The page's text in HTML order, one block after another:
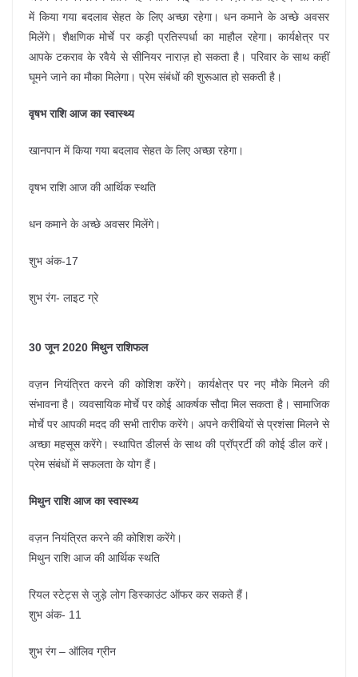
में किया गया बदलाव सेहत के लिए अच्छा रहेगा। धन कमाने के अच्छे अवसर
मिलेंगे। शैक्षणिक मोर्चे पर कड़ी प्रतिस्पर्धा का माहौल रहेगा। कार्यक्षेत्र पर
आपके टकराव के रवैये से सीनियर नाराज़ हो सकता है। परिवार के साथ कहीं
घूमने जाने का मौका मिलेगा। प्रेम संबंधों की शुरूआत हो सकती है।
वृषभ राशि आज का स्वास्थ्य
खानपान में किया गया बदलाव सेहत के लिए अच्छा रहेगा।
वृषभ राशि आज की आर्थिक स्थति
धन कमाने के अच्छे अवसर मिलेंगे।
शुभ अंक-17
शुभ रंग- लाइट ग्रे
30 जून 2020 मिथुन राशिफल
वज़न नियंत्रित करने की कोशिश करेंगे। कार्यक्षेत्र पर नए मौके मिलने की
संभावना है। व्यवसायिक मोर्चे पर कोई आकर्षक सौदा मिल सकता है। सामाजिक
मोर्चे पर आपकी मदद की सभी तारीफ करेंगे। अपने करीबियों से प्रशंसा मिलने से
अच्छा महसूस करेंगे। स्थापित डीलर्स के साथ की प्रॉप्रर्टी की कोई डील करें।
प्रेम संबंधों में सफलता के योग हैं।
मिथुन राशि आज का स्वास्थ्य
वज़न नियंत्रित करने की कोशिश करेंगे।
मिथुन राशि आज की आर्थिक स्थति
रियल स्टेट्स से जुड़े लोग डिस्काउंट ऑफर कर सकते हैं।
शुभ अंक- 11
शुभ रंग – ऑलिव ग्रीन